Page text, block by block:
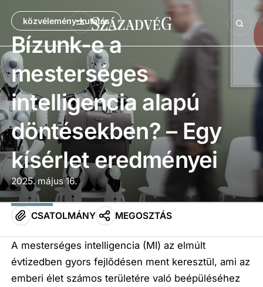
közvélemény-kutatás
Bízunk-e a
mesterséges
intelligencia alapú
döntésekben? – Egy
kísérlet eredményei
2025. május 16.
CSATOLMÁNY MEGOSZTÁS
A mesterséges intelligencia (MI) az elmúlt
évtizedben gyors fejlődésen ment keresztül, ami az
emberi élet számos területére való beépüléséhez